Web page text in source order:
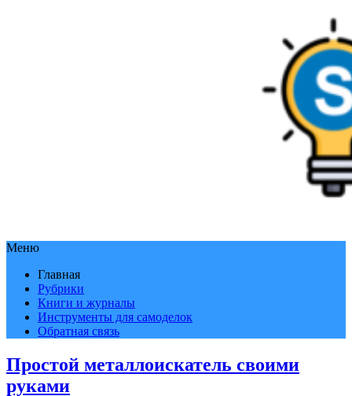
Меню
Главная
Рубрики
Книги и журналы
Инструменты для самоделок
Обратная связь
Простой металлоискатель своими
руками